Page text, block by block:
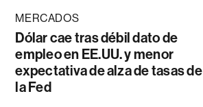
MERCADOS
Dólar cae tras débil dato de
empleo en EE.UU. y menor
expectativa de alza de tasas de
la Fed